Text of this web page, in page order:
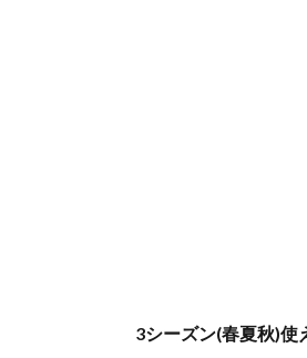
3シーズン(春夏秋)使